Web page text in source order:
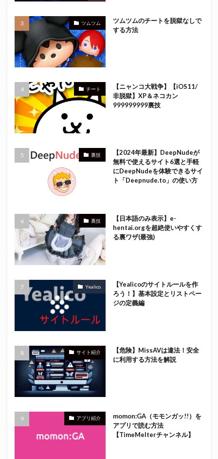
ツムツム
ツムツムのチートを脱獄なしで
する方法
チート
【ニャンコ大戦争】【iOS11/
非脱獄】XP＆ネコカン
999999999裏技
裏技
【2024年最新】DeepNudeが
無料で使えるサイト6選と手軽
にDeepNudeを体験できるサイ
ト「Deepnude.to」の使い方
裏技
【日本語のみ表示】e-
hentai.orgを超絶使いやすくす
る裏ワザ(最強)
Yealico
【Yealicoのサイトルールを作
ろう！】基本設定とリストペー
ジの定義編
サイト紹介
【危険】MissAVは違法！安全
に利用する方法を解説
アプリ紹介
momon:GA（モモンガッ!!）を
アプリで読む方法
【TimeMelterチャンネル】